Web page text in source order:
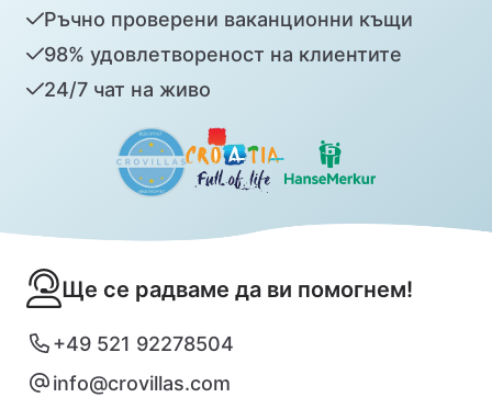
Ръчно проверени ваканционни къщи
98% удовлетвореност на клиентите
24/7 чат на живо
Ще се радваме да ви помогнем!
+49 521 92278504
info@crovillas.com